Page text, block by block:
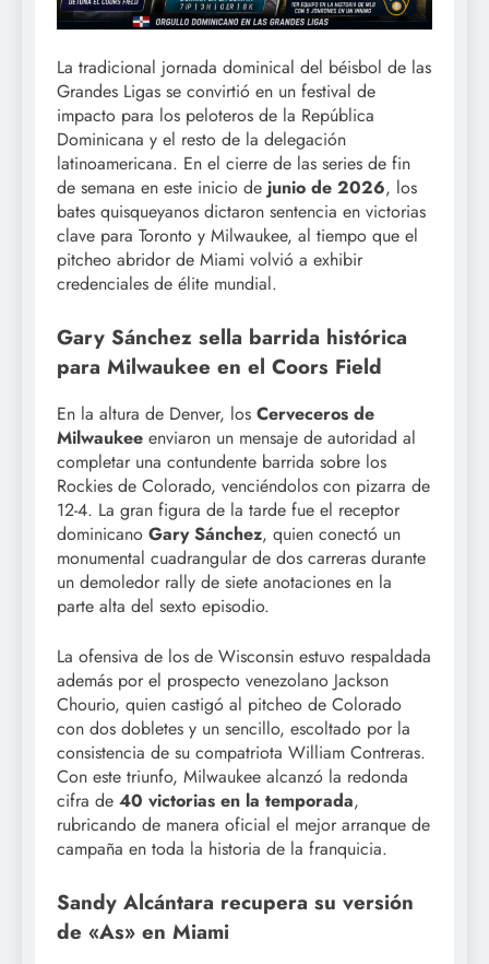
La tradicional jornada dominical del béisbol de las
Grandes Ligas se convirtió en un festival de
impacto para los peloteros de la República
Dominicana y el resto de la delegación
latinoamericana. En el cierre de las series de fin
de semana en este inicio de junio de 2026, los
bates quisqueyanos dictaron sentencia en victorias
clave para Toronto y Milwaukee, al tiempo que el
pitcheo abridor de Miami volvió a exhibir
credenciales de élite mundial.
Gary Sánchez sella barrida histórica
para Milwaukee en el Coors Field
En la altura de Denver, los Cerveceros de
Milwaukee enviaron un mensaje de autoridad al
completar una contundente barrida sobre los
Rockies de Colorado, venciéndolos con pizarra de
12-4. La gran figura de la tarde fue el receptor
dominicano Gary Sánchez, quien conectó un
monumental cuadrangular de dos carreras durante
un demoledor rally de siete anotaciones en la
parte alta del sexto episodio.
La ofensiva de los de Wisconsin estuvo respaldada
además por el prospecto venezolano Jackson
Chourio, quien castigó al pitcheo de Colorado
con dos dobletes y un sencillo, escoltado por la
consistencia de su compatriota William Contreras.
Con este triunfo, Milwaukee alcanzó la redonda
cifra de 40 victorias en la temporada,
rubricando de manera oficial el mejor arranque de
campaña en toda la historia de la franquicia.
Sandy Alcántara recupera su versión
de «As» en Miami